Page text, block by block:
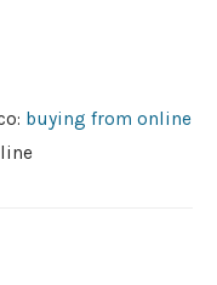
buying from online